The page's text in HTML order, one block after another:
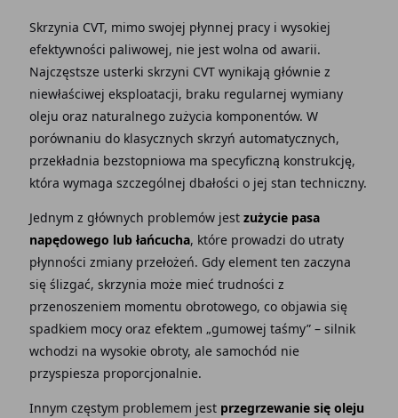
Skrzynia CVT, mimo swojej płynnej pracy i wysokiej
efektywności paliwowej, nie jest wolna od awarii.
Najczęstsze usterki skrzyni CVT wynikają głównie z
niewłaściwej eksploatacji, braku regularnej wymiany
oleju oraz naturalnego zużycia komponentów. W
porównaniu do klasycznych skrzyń automatycznych,
przekładnia bezstopniowa ma specyficzną konstrukcję,
która wymaga szczególnej dbałości o jej stan techniczny.
Jednym z głównych problemów jest zużycie pasa
napędowego lub łańcucha, które prowadzi do utraty
płynności zmiany przełożeń. Gdy element ten zaczyna
się ślizgać, skrzynia może mieć trudności z
przenoszeniem momentu obrotowego, co objawia się
spadkiem mocy oraz efektem „gumowej taśmy” – silnik
wchodzi na wysokie obroty, ale samochód nie
przyspiesza proporcjonalnie.
Innym częstym problemem jest przegrzewanie się oleju